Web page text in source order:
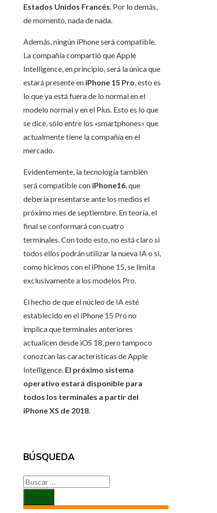
Estados Unidos Francés. Por lo demás,
de momento, nada de nada.
Además, ningún iPhone será compatible.
La compañía compartió que Apple
Intelligence, en principio, será la única que
estará presente en iPhone 15 Pro, esto es
lo que ya está fuera de lo normal en el
modelo normal y en el Plus. Esto es lo que
se dice, sólo entre los «smartphones» que
actualmente tiene la compañía en el
mercado.
Evidentemente, la tecnología también
será compatible con iPhone16, que
debería presentarse ante los medios el
próximo mes de septiembre. En teoría, el
final se conformará con cuatro
terminales. Con todo esto, no está claro si
todos ellos podrán utilizar la nueva IA o si,
como hicimos con el iPhone 15, se limita
exclusivamente a los modelos Pro.
El hecho de que el núcleo de IA esté
establecido en el iPhone 15 Pro no
implica que terminales anteriores
actualicen desde iOS 18, pero tampoco
conozcan las características de Apple
Intelligence. El próximo sistema
operativo estará disponible para
todos los terminales a partir del
iPhone XS de 2018.
BÚSQUEDA
Buscar: